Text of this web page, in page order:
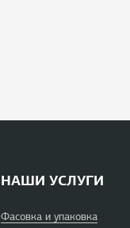
НАШИ УСЛУГИ
Фасовка и упаковка